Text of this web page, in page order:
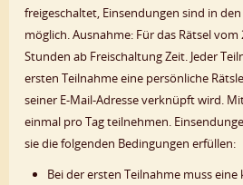
freigeschaltet, Einsendungen sind in
möglich. Ausnahme: Für das Rätsel vom
Stunden ab Freischaltung Zeit. Jeder
ersten Teilnahme eine persönliche
seiner E-Mail-Adresse verknüpft wird.
einmal pro Tag teilnehmen.
sie die folgenden Bedingungen erfüllen:
Bei der ersten Teilnahme muss